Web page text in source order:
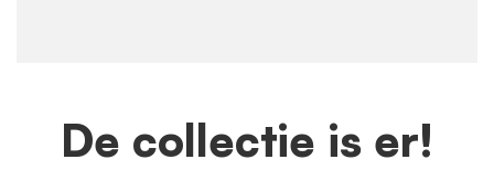
De collectie is er!